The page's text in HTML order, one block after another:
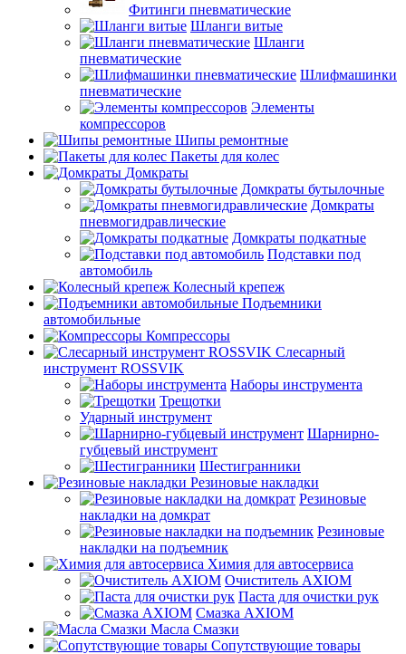
Фитинги пневматические
Шланги витые
Шланги
пневматические
Шлифмашинки
пневматические
Элементы
компрессоров
Шипы ремонтные
Пакеты для колес
Домкраты
Домкраты бутылочные
Домкраты
пневмогидравлические
Домкраты подкатные
Подставки под
автомобиль
Колесный крепеж
Подъемники
автомобильные
Компрессоры
Слесарный
инструмент ROSSVIK
Наборы инструмента
Трещотки
Ударный инструмент
Шарнирно-
губцевый инструмент
Шестигранники
Резиновые накладки
Резиновые
накладки на домкрат
Резиновые
накладки на подъемник
Химия для автосервиса
Очиститель AXIOM
Паста для очистки рук
Смазка AXIOM
Масла Смазки
Сопутствующие товары